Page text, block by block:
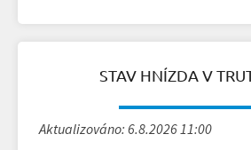
STAV HNÍZDA V
Aktualizováno: 6.8.2026 11:00